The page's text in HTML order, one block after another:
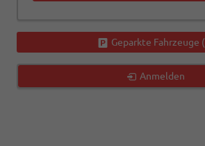
Geparkte Fahrzeuge (
Anmelden